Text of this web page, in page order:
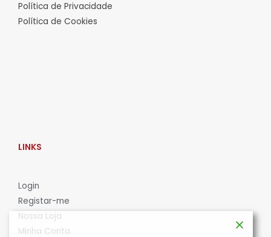
Política de Privacidade
Política de Cookies
LINKS
Login
Registar-me
Nossa Loja
Minha Conta